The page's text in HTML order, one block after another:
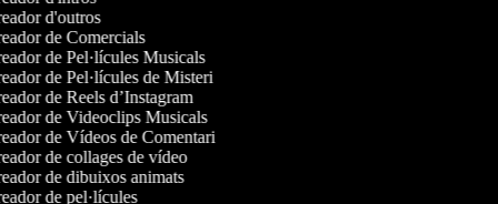
d'outros
de Comercials
de Pel·lícules Musicals
de Pel·lícules de Misteri
de Reels d’Instagram
de Videoclips Musicals
de Vídeos de Comentari
de collages de vídeo
de dibuixos animats
de pel·lícules